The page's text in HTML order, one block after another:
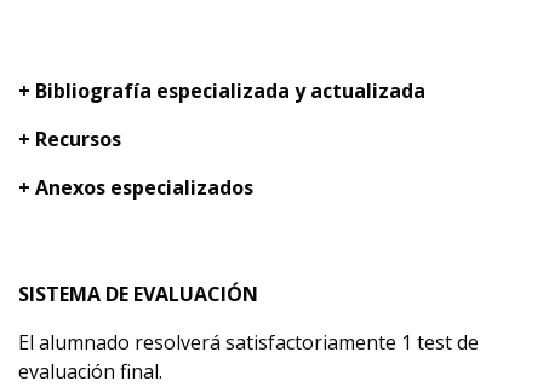
+ Bibliografía especializada y actualizada
+ Recursos
+ Anexos especializados
SISTEMA DE EVALUACIÓN
El alumnado resolverá satisfactoriamente 1 test de
evaluación final.